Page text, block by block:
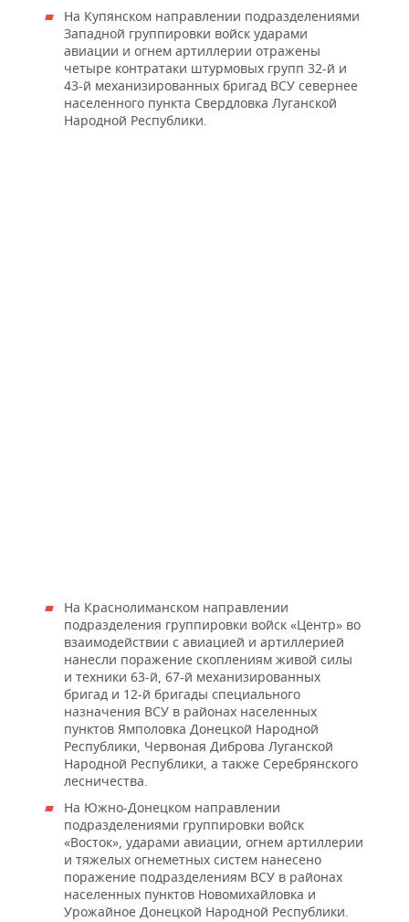
На Купянском направлении подразделениями
Западной группировки войск ударами
авиации и огнем артиллерии отражены
четыре контратаки штурмовых групп 32-й и
43-й механизированных бригад ВСУ севернее
населенного пункта Свердловка Луганской
Народной Республики.
На Краснолиманском направлении
подразделения группировки войск «Центр» во
взаимодействии с авиацией и артиллерией
нанесли поражение скоплениям живой силы
и техники 63-й, 67-й механизированных
бригад и 12-й бригады специального
назначения ВСУ в районах населенных
пунктов Ямполовка Донецкой Народной
Республики, Червоная Диброва Луганской
Народной Республики, а также Серебрянского
лесничества.
На Южно-Донецком направлении
подразделениями группировки войск
«Восток», ударами авиации, огнем артиллерии
и тяжелых огнеметных систем нанесено
поражение подразделениям ВСУ в районах
населенных пунктов Новомихайловка и
Урожайное Донецкой Народной Республики.